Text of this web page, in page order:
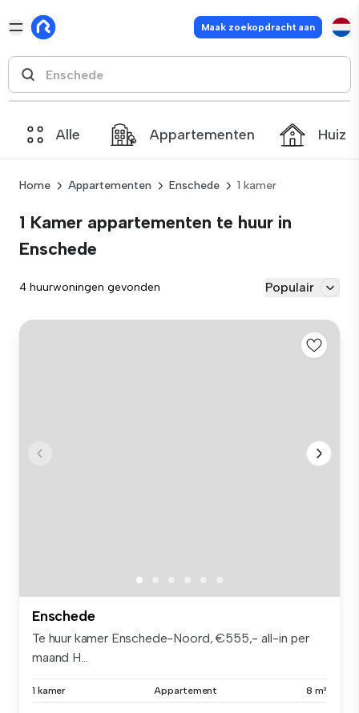
Maak zoekopdracht aan
Alle Appartementen
Home Appartementen Enschede 1 kamer
1 Kamer appartementen te huur in
Enschede
4 huurwoningen gevonden Populair
Enschede
Te huur kamer Enschede-Noord, €555,- all-in per
maand H...
1 kamer Appartement 8 m²